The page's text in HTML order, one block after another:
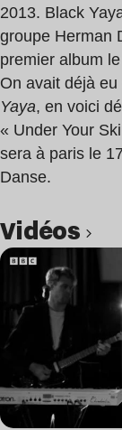
2013. Black
groupe Herman
premier album
On avait déjà
Yaya, en voici
« Under Your
sera à paris le
Danse.
Vidéos